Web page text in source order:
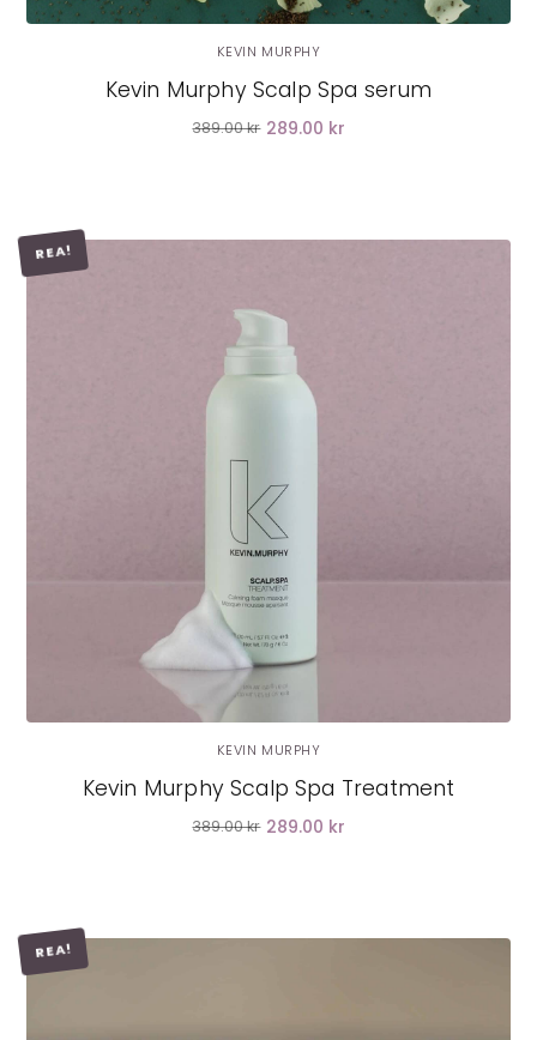
KEVIN MURPHY
Kevin Murphy Scalp Spa serum
389.00 kr 289.00 kr
REA!
LÄGG I VARUKORG
KEVIN MURPHY
Kevin Murphy Scalp Spa Treatment
389.00 kr 289.00 kr
REA!